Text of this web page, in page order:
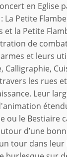
en Eglise
La Petite
et la Petite
de
et leurs
les rues
Leur
ou le Bestiaire
d’une
tour dans